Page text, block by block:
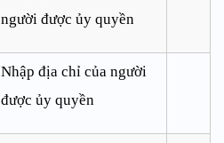
người được ủy quyền
Nhập địa chỉ của người
được ủy quyền